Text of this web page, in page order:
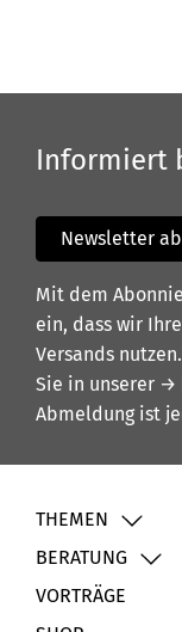
Informiert
Newsletter
Mit dem
ein, dass wir
Versands
Sie in unserer →
Abmeldung ist
THEMEN
BERATUNG
VORTRÄGE